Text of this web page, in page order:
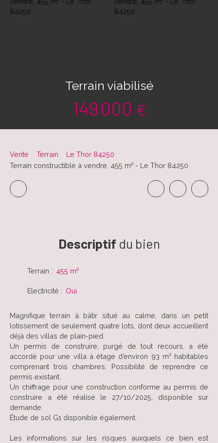
Terrain viabilisé
149 000 €
Vente Terrain
Le Thor 84250
Terrain constructible à vendre, 455 m² - Le Thor 84250
Descriptif du bien
Terrain : 455 m²
Electricité : Oui
Magnifique terrain à bâtir situé au calme, dans un petit
lotissement de seulement quatre lots, dont deux accueillent
déjà des villas de plain-pied.
Un permis de construire, purgé de tout recours, a été
accordé pour une villa à étage d’environ 93 m² habitables
comprenant trois chambres. Possibilité de reprendre ce
permis existant.
Un chiffrage pour une construction conforme au permis de
construire a été réalisé le 27/10/2025, disponible sur
demande.
Étude de sol G1 disponible également.
Les informations sur les risques auxquels ce bien est